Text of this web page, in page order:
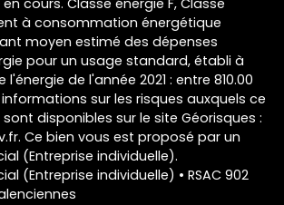
cours. Classe énergie F, Classe
à consommation énergétique
moyen estimé des dépenses
pour un usage standard, établi à
de l'année 2021 : entre 810.00
informations sur les risques auxquels ce
disponibles sur le site Géorisques :
Ce bien vous est proposé par un
(Entreprise individuelle).
(Entreprise individuelle) • RSAC 902